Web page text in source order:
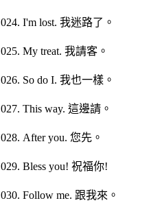
024. I'm lost. 我迷路了。
025. My treat. 我請客。
026. So do I. 我也一樣。
027. This way. 這邊請。
028. After you. 您先。
029. Bless you! 祝福你!
030. Follow me. 跟我來。